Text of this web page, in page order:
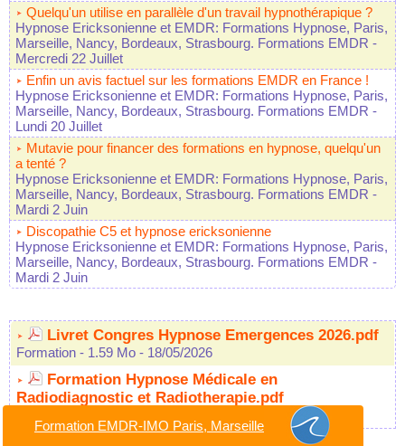
Quelqu'un utilise en parallèle d'un travail hypnothérapique ?
Hypnose Ericksonienne et EMDR: Formations Hypnose, Paris,
Marseille, Nancy, Bordeaux, Strasbourg. Formations EMDR -
Mercredi 22 Juillet
Enfin un avis factuel sur les formations EMDR en France !
Hypnose Ericksonienne et EMDR: Formations Hypnose, Paris,
Marseille, Nancy, Bordeaux, Strasbourg. Formations EMDR -
Lundi 20 Juillet
Mutavie pour financer des formations en hypnose, quelqu'un
a tenté ?
Hypnose Ericksonienne et EMDR: Formations Hypnose, Paris,
Marseille, Nancy, Bordeaux, Strasbourg. Formations EMDR -
Mardi 2 Juin
Discopathie C5 et hypnose ericksonienne
Hypnose Ericksonienne et EMDR: Formations Hypnose, Paris,
Marseille, Nancy, Bordeaux, Strasbourg. Formations EMDR -
Mardi 2 Juin
Livret Congres Hypnose Emergences 2026.pdf
Formation - 1.59 Mo - 18/05/2026
Formation Hypnose Médicale en
Radiodiagnostic et Radiotherapie.pdf
Formation EMDR-IMO Paris, Marseille